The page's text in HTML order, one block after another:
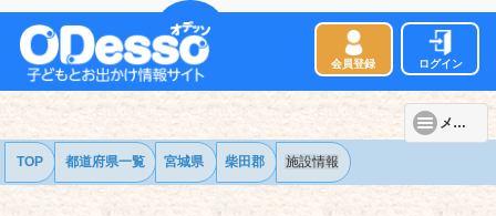
会員登録 ログイン
メニュー
TOP 都道府県一覧 宮城県 柴田郡 施設情報